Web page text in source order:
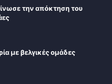
την απόκτηση του
με βελγικές ομάδες